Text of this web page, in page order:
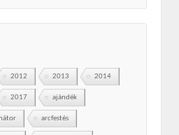
2012 2013 2014
2017 ajándék
arcfestés